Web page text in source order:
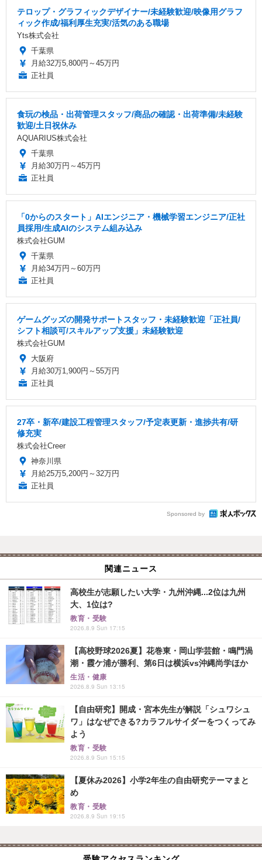
テロップ・グラフィックデザイナー/未経験歓迎/映像用グラフ
ィック作成/福利厚生充実/活気のある職場
Yts株式会社
千葉県
月給32万5,800円～45万円
正社員
食玩の検品・出荷管理スタッフ/商品の確認・出荷準備/未経験
歓迎/土日祝休み
AQUARIUS株式会社
千葉県
月給30万円～45万円
正社員
「0からのスタート」AIエンジニア・機械学習エンジニア/正社
員採用/生成AIのシステム組み込み
株式会社GUM
千葉県
月給34万円～60万円
正社員
ゲームグッズの開発サポートスタッフ・未経験歓迎「正社員/
シフト相談可/スキルアップ支援」未経験歓迎
株式会社GUM
大阪府
月給30万1,900円～55万円
正社員
27卒・新卒/建設工程管理スタッフ/予定表更新・進捗共有/研
修充実
株式会社Creer
神奈川県
月給25万5,200円～32万円
正社員
Sponsored by
関連ニュース
高校生が志願したい大学・九州沖縄...2位は九州
大、1位は?
教育・受験
2026.8.9 Sun 17:15
【高校野球2026夏】花巻東・岡山学芸館・鳴門渦
潮・霞ケ浦が勝利、第6日は横浜vs沖縄尚学ほか
生活・健康
2026.8.9 Sun 13:15
【自由研究】開成・宮本先生が解説「シュワシュ
ワ」はなぜできる?カラフルサイダーをつくってみ
よう
教育・受験
2026.8.9 Sun 15:15
【夏休み2026】小学2年生の自由研究テーマまと
め
教育・受験
2026.8.9 Sun 19:15
受験アクセスランキング